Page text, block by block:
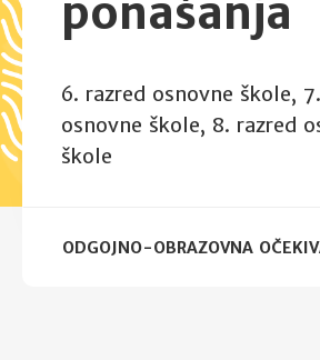
ponašanja
6. razred osnovne škole,
osnovne škole, 8. razred
škole
ODGOJNO-OBRAZOVNA